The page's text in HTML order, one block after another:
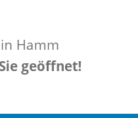
Hamm
geöffnet!